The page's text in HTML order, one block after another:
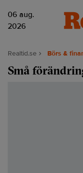
06 aug.
2026
Realtid.se Börs &
Små